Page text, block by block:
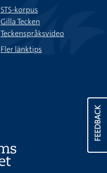
FEEDBACK
STS-korpus
Gilla Tecken
Teckenspråksvideo
Fler länktips